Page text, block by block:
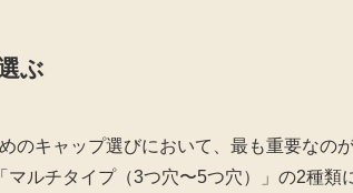
ぶ
のキャップ選びにおいて、最も重要なの
ルチタイプ（3つ穴〜5つ穴）」の2種類